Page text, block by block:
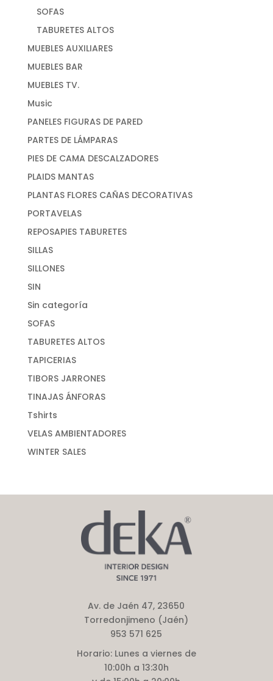
SOFAS
TABURETES ALTOS
MUEBLES AUXILIARES
MUEBLES BAR
MUEBLES TV.
Music
PANELES FIGURAS DE PARED
PARTES DE LÁMPARAS
PIES DE CAMA DESCALZADORES
PLAIDS MANTAS
PLANTAS FLORES CAÑAS DECORATIVAS
PORTAVELAS
REPOSAPIES TABURETES
SILLAS
SILLONES
SIN
Sin categoría
SOFAS
TABURETES ALTOS
TAPICERIAS
TIBORS JARRONES
TINAJAS ÁNFORAS
Tshirts
VELAS AMBIENTADORES
WINTER SALES
Av. de Jaén 47, 23650
Torredonjimeno (Jaén)
953 571 625
Horario:Lunes a viernes de
10:00h a 13:30h